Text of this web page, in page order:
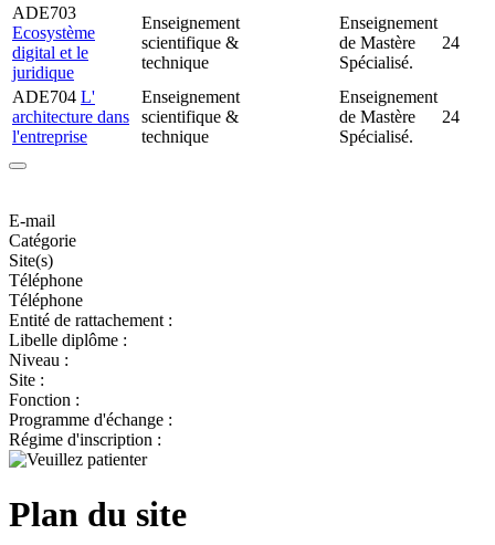
ADE703
Ecosystème
digital et le
juridique
Enseignement
scientifique &
technique
Enseignement
de Mastère
Spécialisé.
24
ADE704 L'
architecture dans
l'entreprise
Enseignement
scientifique &
technique
Enseignement
de Mastère
Spécialisé.
24
E-mail
Catégorie
Site(s)
Téléphone
Téléphone
Entité de rattachement :
Libelle diplôme :
Niveau :
Site :
Fonction :
Programme d'échange :
Régime d'inscription :
Plan du site